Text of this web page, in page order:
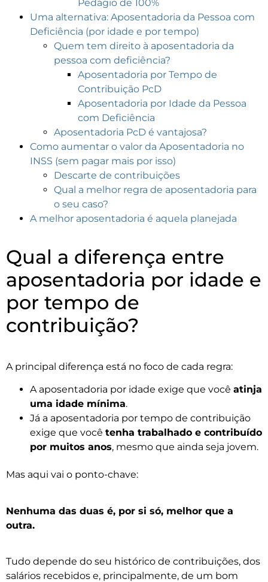
Pedágio de 100%
Uma alternativa: Aposentadoria da Pessoa com
Deficiência (por idade e por tempo)
Quem tem direito à aposentadoria da
pessoa com deficiência?
Aposentadoria por Tempo de
Contribuição PcD
Aposentadoria por Idade da Pessoa
com Deficiência
Aposentadoria PcD é vantajosa?
Como aumentar o valor da Aposentadoria no
INSS (sem pagar mais por isso)
Descarte de contribuições
Qual a melhor regra de aposentadoria para
o seu caso?
A melhor aposentadoria é aquela planejada
Qual a diferença entre
aposentadoria por idade e
por tempo de
contribuição?
A principal diferença está no foco de cada regra:
A aposentadoria por idade exige que você atinja
uma idade mínima.
Já a aposentadoria por tempo de contribuição
exige que você tenha trabalhado e contribuído
por muitos anos, mesmo que ainda seja jovem.
Mas aqui vai o ponto-chave:
Nenhuma das duas é, por si só, melhor que a
outra.
Tudo depende do seu histórico de contribuições, dos
salários recebidos e, principalmente, de um bom